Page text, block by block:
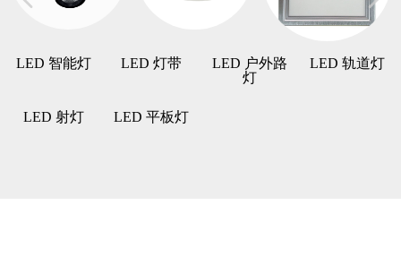
LED 智能灯 LED 灯带
LED 户外路
灯
LED 轨道灯
LED 射灯 LED 平板灯